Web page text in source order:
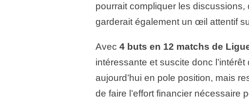
pourrait compliquer les discussions,
garderait également un œil attentif
Avec 4 buts en 12 matchs de
intéressante et suscite donc
aujourd’hui en pole position, mais
de faire l’effort financier nécessaire